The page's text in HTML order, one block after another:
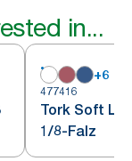
in...
+6
477416
Tork Soft
1/8-Falz